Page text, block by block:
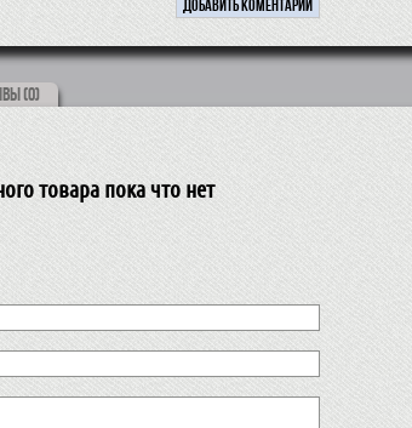
(0)
товара пока что нет